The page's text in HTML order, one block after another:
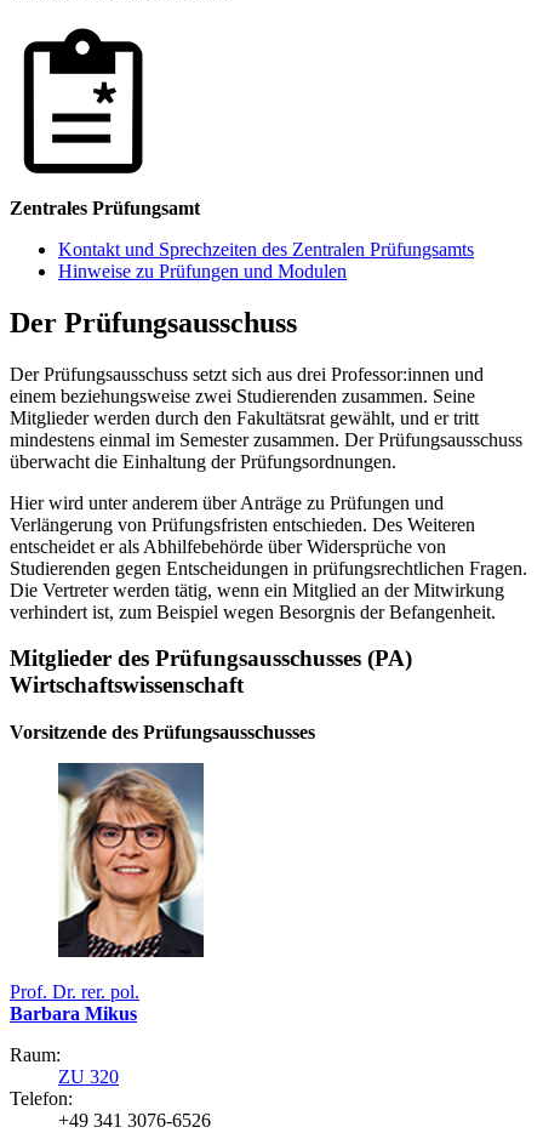
Zentrales Prüfungsamt
Kontakt und Sprechzeiten des Zentralen Prüfungsamts
Hinweise zu Prüfungen und Modulen
Der Prüfungsausschuss
Der Prüfungsausschuss setzt sich aus drei Professor:innen und
einem beziehungsweise zwei Studierenden zusammen. Seine
Mitglieder werden durch den Fakultätsrat gewählt, und er tritt
mindestens einmal im Semester zusammen. Der Prüfungsausschuss
überwacht die Einhaltung der Prüfungsordnungen.
Hier wird unter anderem über Anträge zu Prüfungen und
Verlängerung von Prüfungsfristen entschieden. Des Weiteren
entscheidet er als Abhilfebehörde über Widersprüche von
Studierenden gegen Entscheidungen in prüfungsrechtlichen Fragen.
Die Vertreter werden tätig, wenn ein Mitglied an der Mitwirkung
verhindert ist, zum Beispiel wegen Besorgnis der Befangenheit.
Mitglieder des Prüfungsausschusses (PA)
Wirtschaftswissenschaft
Vorsitzende des Prüfungsausschusses
Prof. Dr. rer. pol.
Barbara Mikus
Raum:
ZU 320
Telefon:
+49 341 3076-6526